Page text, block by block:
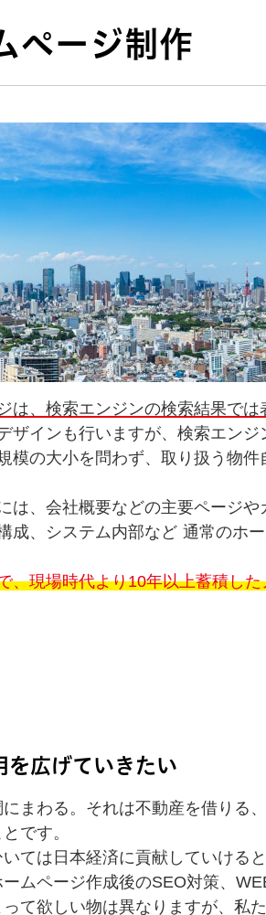
ページ制作
は、検索エンジンの検索結果では
ザインも行いますが、検索エン
模の大小を問わず、取り扱う物
は、会社概要などの主要ページ
成、システム内部など 通常のホ
、現場時代より10年以上蓄積し
を広げていきたい
まわる。それは不動産を借りる
です。
ては日本経済に貢献していけると
ムページ作成後のSEO対策、
て欲しい物は異なりますが、私